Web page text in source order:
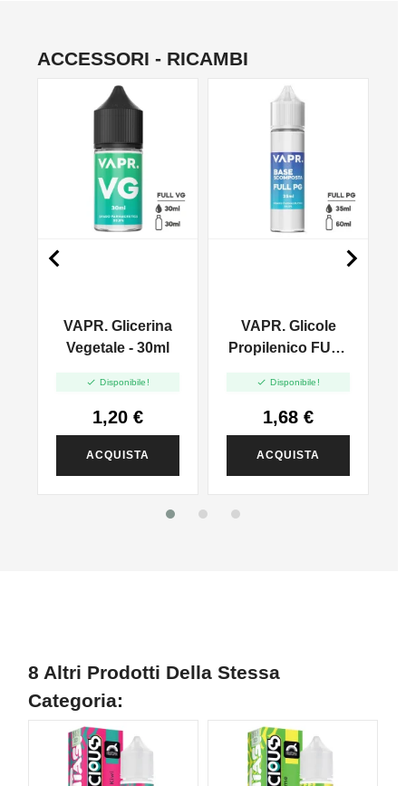
ACCESSORI - RICAMBI
VAPR. Glicerina
Vegetale - 30ml
 Disponibile!
1,20 €
ACQUISTA
VAPR. Glicole
Propilenico FULL
 Disponibile!
1,68 €
ACQUISTA
 
8 Altri Prodotti Della Stessa
Categoria:
NON DISPONIBILE